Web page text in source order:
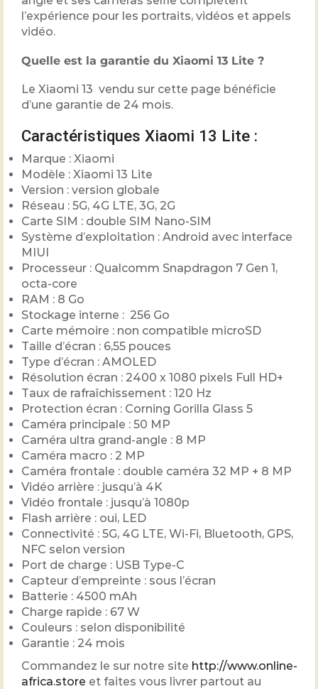
l’expérience pour les portraits, vidéos et appels
vidéo.
Quelle est la garantie du Xiaomi 13 Lite ?
Le Xiaomi 13 vendu sur cette page bénéficie
d’une garantie de 24 mois.
Caractéristiques Xiaomi 13 Lite :
Marque : Xiaomi
Modèle : Xiaomi 13 Lite
Version : version globale
Réseau : 5G, 4G LTE, 3G, 2G
Carte SIM : double SIM Nano-SIM
Système d’exploitation : Android avec interface
MIUI
Processeur : Qualcomm Snapdragon 7 Gen 1,
octa-core
RAM : 8 Go
Stockage interne : 256 Go
Carte mémoire : non compatible microSD
Taille d’écran : 6,55 pouces
Type d’écran : AMOLED
Résolution écran : 2400 x 1080 pixels Full HD+
Taux de rafraîchissement : 120 Hz
Protection écran : Corning Gorilla Glass 5
Caméra principale : 50 MP
Caméra ultra grand-angle : 8 MP
Caméra macro : 2 MP
Caméra frontale : double caméra 32 MP + 8 MP
Vidéo arrière : jusqu’à 4K
Vidéo frontale : jusqu’à 1080p
Flash arrière : oui, LED
Connectivité : 5G, 4G LTE, Wi-Fi, Bluetooth, GPS,
NFC selon version
Port de charge : USB Type-C
Capteur d’empreinte : sous l’écran
Batterie : 4500 mAh
Charge rapide : 67 W
Couleurs : selon disponibilité
Garantie : 24 mois
Commandez le sur notre site http://www.online-
africa.store et faites vous livrer partout au